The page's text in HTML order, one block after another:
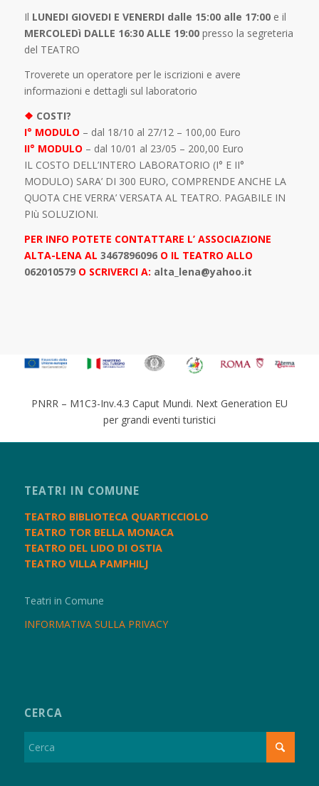
Il LUNEDI GIOVEDI E VENERDI dalle 15:00 alle 17:00e il
MERCOLEDì DALLE 16:30 ALLE 19:00presso la segreteria
del TEATRO
Troverete un operatore per le iscrizioni e avere
informazioni e dettagli sul laboratorio
❖ COSTI?
I° MODULO – dal 18/10 al 27/12 – 100,00 Euro
II° MODULO – dal 10/01 al 23/05 – 200,00 Euro
IL COSTO DELL’INTERO LABORATORIO (I° E II°
MODULO) SARA’ DI 300 EURO, COMPRENDE ANCHE LA
QUOTA CHE VERRA’ VERSATA AL TEATRO. PAGABILE IN
PIù SOLUZIONI.
PER INFO POTETE CONTATTARE L’ ASSOCIAZIONE
ALTA-LENA AL 3467896096 O IL TEATRO ALLO
062010579 O SCRIVERCI A: alta_lena@yahoo.it
PNRR – M1C3-Inv.4.3 Caput Mundi. Next Generation EU
per grandi eventi turistici
TEATRI IN COMUNE
TEATRO BIBLIOTECA QUARTICCIOLO
TEATRO TOR BELLA MONACA
TEATRO DEL LIDO DI OSTIA
TEATRO VILLA PAMPHILJ
Teatri in Comune
INFORMATIVA SULLA PRIVACY
CERCA